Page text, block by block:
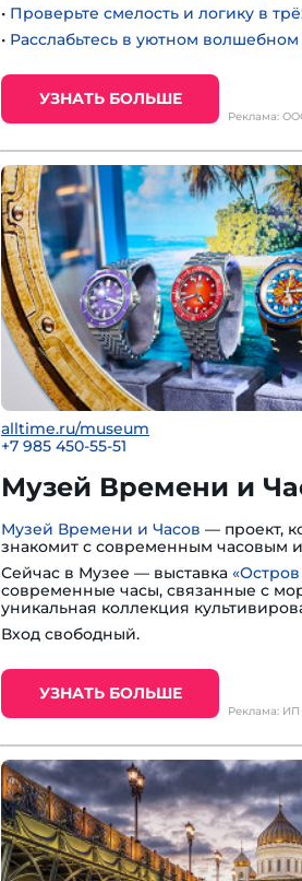
• Проверьте смелость и логику в
• Расслабьтесь в уютном волшебном
УЗНАТЬ БОЛЬШЕ
Реклама:
alltime.ru/museum
+7 985 450-55-51
Музей Времени и
Музей Времени и Часов — проект,
знакомит с современным часовым
Сейчас в Музее — выставка
современные часы, связанные с
уникальная коллекция
Вход свободный.
УЗНАТЬ БОЛЬШЕ
Реклама: ИП